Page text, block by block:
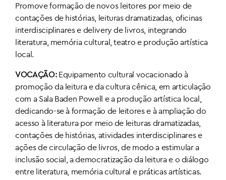
Promove formação de novos leitores por meio de
contações de histórias, leituras dramatizadas, oficinas
interdisciplinares e delivery de livros, integrando
literatura, memória cultural, teatro e produção artística
local.
VOCAÇÃO:Equipamento cultural vocacionado à
promoção da leitura e da cultura cênica, em articulação
com a Sala Baden Powell e a produção artística local,
dedicando-se à formação de leitores e à ampliação do
acesso à literatura por meio de leituras dramatizadas,
contações de histórias, atividades interdisciplinares e
ações de circulação de livros, de modo a estimular a
inclusão social, a democratização da leitura e o diálogo
entre literatura, memória cultural e práticas artísticas.